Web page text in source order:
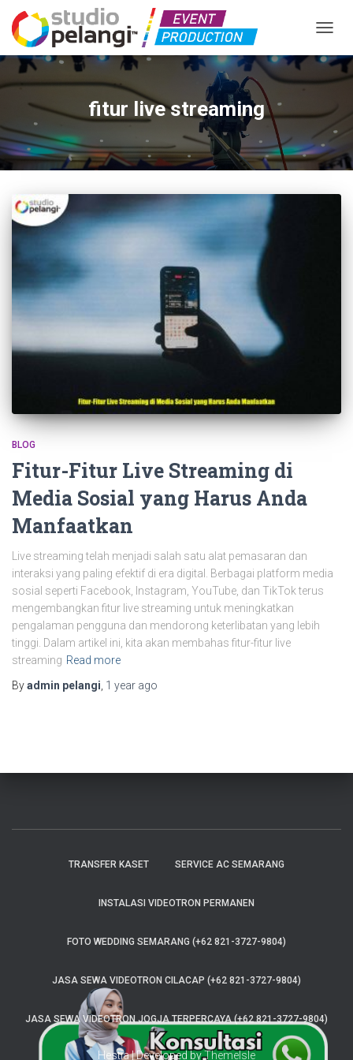
fitur live streaming
BLOG
Fitur-Fitur Live Streaming di
Media Sosial yang Harus Anda
Manfaatkan
Live streaming telah menjadi salah satu alat pemasaran dan
interaksi yang paling efektif di era digital. Berbagai platform media
sosial seperti Facebook, Instagram, YouTube, dan TikTok terus
mengembangkan fitur live streaming untuk meningkatkan
pengalaman pengguna dan mendorong keterlibatan yang lebih
tinggi. Dalam artikel ini, kita akan membahas fitur-fitur live
streaming Read more
Byadmin pelangi 1 year ago
TRANSFER KASET SERVICE AC SEMARANG
INSTALASI VIDEOTRON PERMANEN
FOTO WEDDING SEMARANG (+62 821-3727-9804)
JASA SEWA VIDEOTRON CILACAP (+62 821-3727-9804)
JASA SEWA VIDEOTRON JOGJA TERPERCAYA (+62 821-3727-9804)
Hestia | Developed byThemeIsle